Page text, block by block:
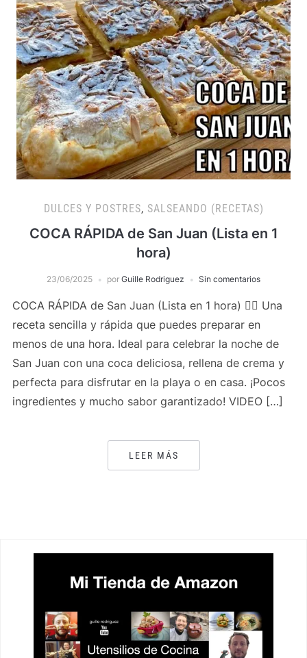
DULCES Y POSTRES, SALSEANDO (RECETAS)
COCA RÁPIDA de San Juan (Lista en 1
hora)
23/06/2025 por Guille Rodriguez Sin comentarios
COCA RÁPIDA de San Juan (Lista en 1 hora) 👌🏻 Una
receta sencilla y rápida que puedes preparar en
menos de una hora. Ideal para celebrar la noche de
San Juan con una coca deliciosa, rellena de crema y
perfecta para disfrutar en la playa o en casa. ¡Pocos
ingredientes y mucho sabor garantizado! VIDEO […]
LEER MÁS